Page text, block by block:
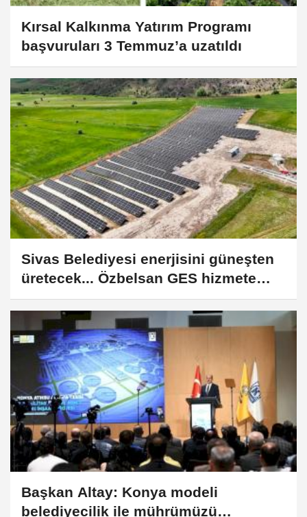
Kırsal Kalkınma Yatırım Programı
başvuruları 3 Temmuz’a uzatıldı
Sivas Belediyesi enerjisini güneşten
üretecek... Özbelsan GES hizmete
girdi
Başkan Altay: Konya modeli
belediyecilik ile mührümüzü